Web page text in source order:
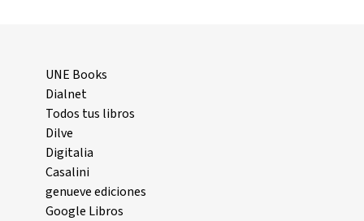
UNE Books
Dialnet
Todos tus libros
Dilve
Digitalia
Casalini
genueve ediciones
Google Libros